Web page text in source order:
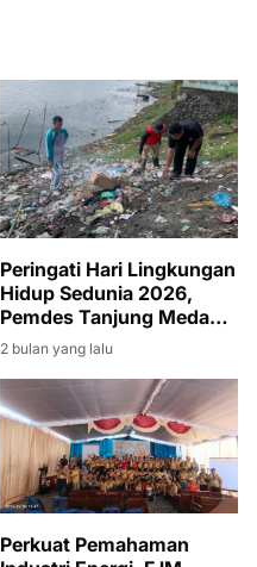
Peringati Hari Lingkungan
Hidup Sedunia 2026,
Pemdes Tanjung Medang
Gelar Gotong Royong
Massal
2 bulan yang lalu
Perkuat Pemahaman